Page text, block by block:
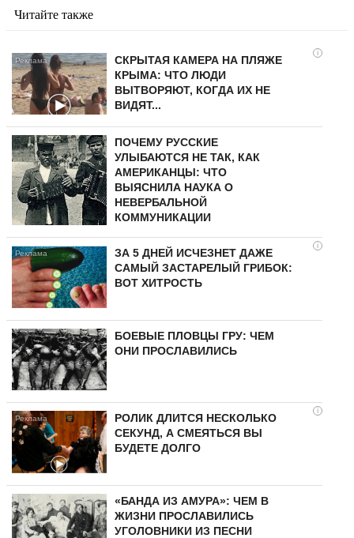
Читайте также
i
СКРЫТАЯ КАМЕРА НА ПЛЯЖЕ
КРЫМА: ЧТО ЛЮДИ
ВЫТВОРЯЮТ, КОГДА ИХ НЕ
ВИДЯТ...
ПОЧЕМУ РУССКИЕ
УЛЫБАЮТСЯ НЕ ТАК, КАК
АМЕРИКАНЦЫ: ЧТО
ВЫЯСНИЛА НАУКА О
НЕВЕРБАЛЬНОЙ
КОММУНИКАЦИИ
i
ЗА 5 ДНЕЙ ИСЧЕЗНЕТ ДАЖЕ
САМЫЙ ЗАСТАРЕЛЫЙ ГРИБОК:
ВОТ ХИТРОСТЬ
БОЕВЫЕ ПЛОВЦЫ ГРУ: ЧЕМ
ОНИ ПРОСЛАВИЛИСЬ
i
РОЛИК ДЛИТСЯ НЕСКОЛЬКО
СЕКУНД, А СМЕЯТЬСЯ ВЫ
БУДЕТЕ ДОЛГО
«БАНДА ИЗ АМУРА»: ЧЕМ В
ЖИЗНИ ПРОСЛАВИЛИСЬ
УГОЛОВНИКИ ИЗ ПЕСНИ